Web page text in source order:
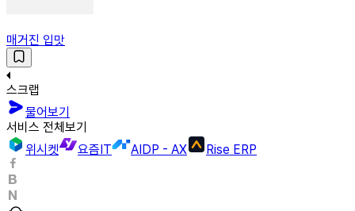
매거진 입맛
스크랩
물어보기
서비스 전체보기
위시켓
요즘IT AIDP - AX Rise ERP